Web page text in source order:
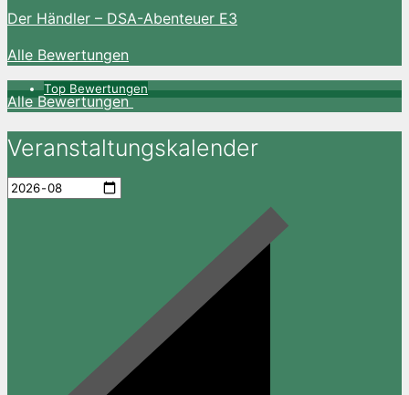
Der Händler – DSA-Abenteuer E3
Alle Bewertungen
Top Bewertungen
Alle Bewertungen
Veranstaltungskalender